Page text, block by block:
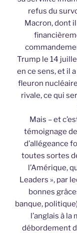
refus du
Macron, dont
Trump le 14
en ce sens, et il
fleuron
rivale, ce qui
Mais – et
témoignage
d’allégeance
toutes sortes
l’Amérique,
Leaders », par
bonnes
banque,
l’anglais à
débordement